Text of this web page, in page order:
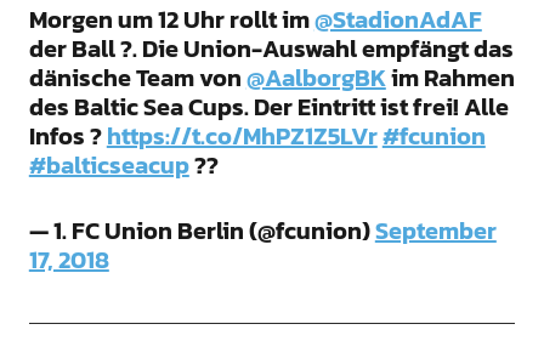
Morgen um 12 Uhr rollt im@StadionAdAF
der Ball ?. Die Union-Auswahl empfängt das
dänische Team von@AalborgBKim Rahmen
des Baltic Sea Cups. Der Eintritt ist frei! Alle
Infos ?https://t.co/MhPZ1Z5LVr#fcunion
#balticseacup??
— 1. FC Union Berlin (@fcunion)September
17, 2018